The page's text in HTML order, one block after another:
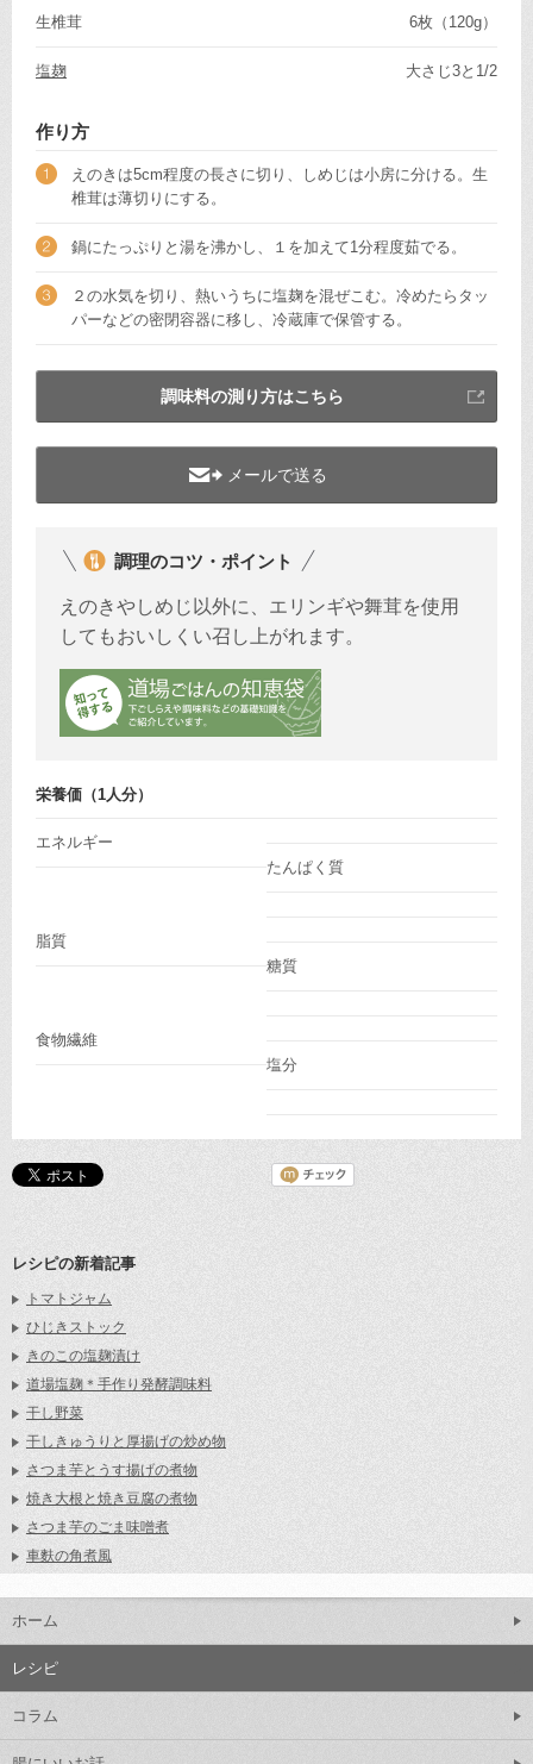
生椎茸 6枚（120g）
塩麹 大さじ3と1/2
作り方
えのきは5cm程度の長さに切り、しめじは小房に分ける。生
椎茸は薄切りにする。
鍋にたっぷりと湯を沸かし、１を加えて1分程度茹でる。
２の水気を切り、熱いうちに塩麹を混ぜこむ。冷めたらタッ
パーなどの密閉容器に移し、冷蔵庫で保管する。
調味料の測り方はこちら
メールで送る
調理のコツ・ポイント
えのきやしめじ以外に、エリンギや舞茸を使用
してもおいしくい召し上がれます。
栄養価（1人分）
エネルギー
たんぱく質
脂質
糖質
食物繊維
塩分
レシピの新着記事
トマトジャム
ひじきストック
きのこの塩麹漬け
道場塩麹＊手作り発酵調味料
干し野菜
干しきゅうりと厚揚げの炒め物
さつま芋とうす揚げの煮物
焼き大根と焼き豆腐の煮物
さつま芋のごま味噌煮
車麩の角煮風
ホーム
レシピ
コラム